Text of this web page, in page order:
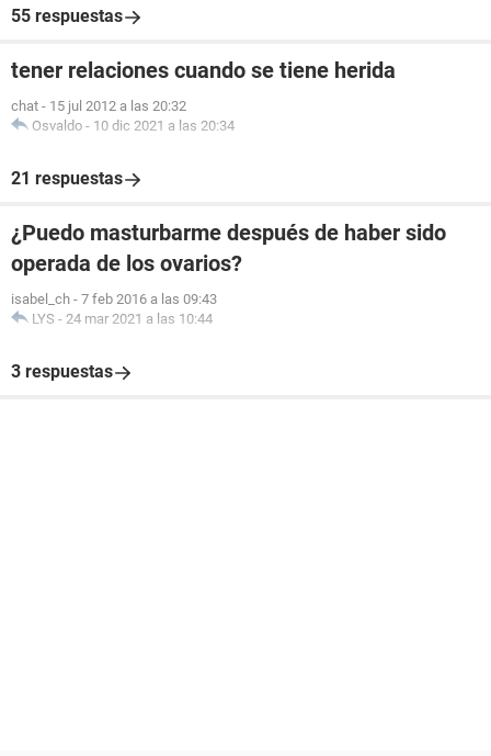
55 respuestas
tener relaciones cuando se tiene herida
chat - 15 jul 2012 a las 20:32
Osvaldo - 10 dic 2021 a las 20:34
21 respuestas
¿Puedo masturbarme después de haber sido
operada de los ovarios?
isabel_ch - 7 feb 2016 a las 09:43
LYS - 24 mar 2021 a las 10:44
3 respuestas